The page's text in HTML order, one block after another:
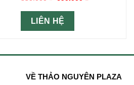
LIÊN HỆ
VỀ THẢO NGUYÊN PLAZA